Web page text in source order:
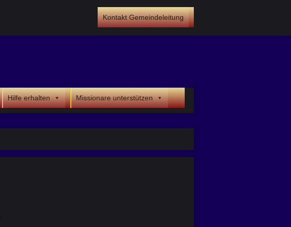
Kontakt Gemeindeleitung
Hilfe erhalten Missionare unterstützen